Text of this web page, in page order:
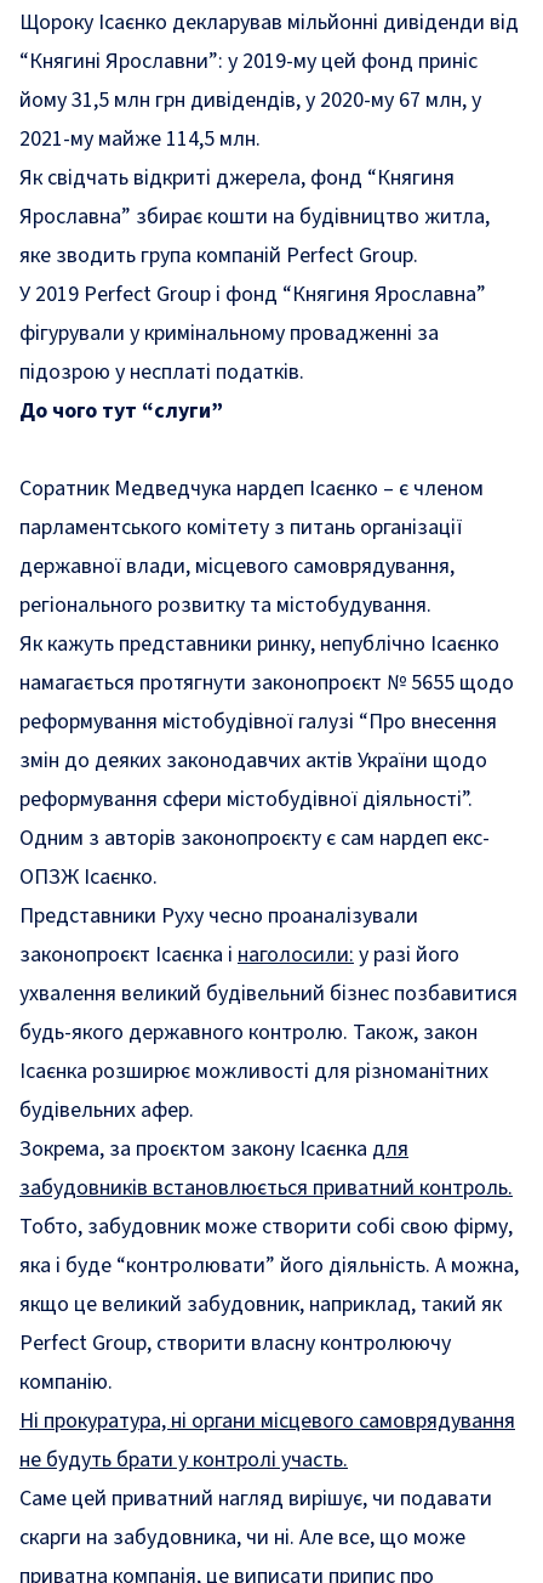
Щороку Ісаєнко декларував мільйонні дивіденди від
“Княгині Ярославни”: у 2019-му цей фонд приніс
йому 31,5 млн грн дивідендів, у 2020-му 67 млн, у
2021-му майже 114,5 млн.
Як свідчать відкриті джерела, фонд “Княгиня
Ярославна” збирає кошти на будівництво житла,
яке зводить група компаній Perfect Group.
У 2019 Perfect Group і фонд “Княгиня Ярославна”
фігурували у кримінальному провадженні за
підозрою у несплаті податків.
До чого тут “слуги”
Соратник Медведчука нардеп Ісаєнко – є членом
парламентського комітету з питань організації
державної влади, місцевого самоврядування,
регіонального розвитку та містобудування.
Як кажуть представники ринку, непублічно Ісаєнко
намагається протягнути законопроєкт № 5655 щодо
реформування містобудівної галузі “Про внесення
змін до деяких законодавчих актів України щодо
реформування сфери містобудівної діяльності”.
Одним з авторів законопроєкту є сам нардеп екс-
ОПЗЖ Ісаєнко.
Представники Руху чесно проаналізували
законопроєкт Ісаєнка і наголосили:у разі його
ухвалення великий будівельний бізнес позбавитися
будь-якого державного контролю. Також, закон
Ісаєнка розширює можливості для різноманітних
будівельних афер.
Зокрема, за проєктом закону Ісаєнка для
забудовників встановлюється приватний контроль.
Тобто, забудовник може створити собі свою фірму,
яка і буде “контролювати” його діяльність. А можна,
якщо це великий забудовник, наприклад, такий як
Perfect Group, створити власну контролюючу
компанію.
Ні прокуратура, ні органи місцевого самоврядування
не будуть брати у контролі участь.
Саме цей приватний нагляд вирішує, чи подавати
скарги на забудовника, чи ні. Але все, що може
приватна компанія, це виписати припис про